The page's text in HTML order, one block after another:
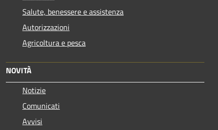
Salute, benessere e assistenza
Autorizzazioni
Agricoltura e pesca
NOVITÀ
Notizie
Comunicati
Avvisi